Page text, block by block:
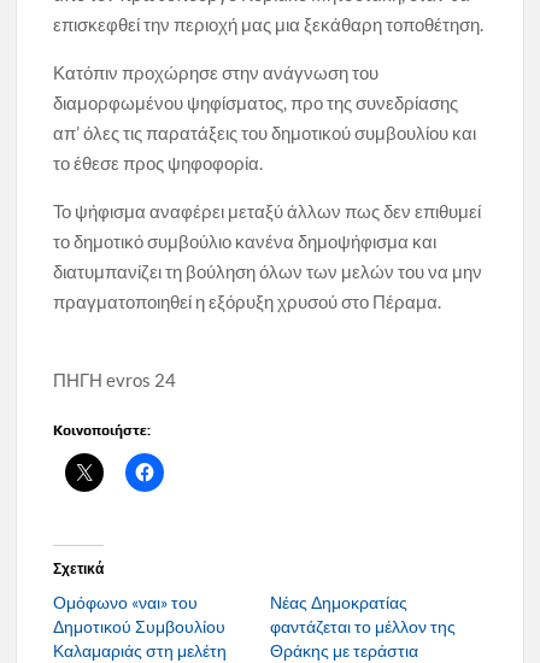
επισκεφθεί την περιοχή μας μια ξεκάθαρη τοποθέτηση.
Κατόπιν προχώρησε στην ανάγνωση του
διαμορφωμένου ψηφίσματος, προ της συνεδρίασης
απ’ όλες τις παρατάξεις του δημοτικού συμβουλίου και
το έθεσε προς ψηφοφορία.
Το ψήφισμα αναφέρει μεταξύ άλλων πως δεν επιθυμεί
το δημοτικό συμβούλιο κανένα δημοψήφισμα και
διατυμπανίζει τη βούληση όλων των μελών του να μην
πραγματοποιηθεί η εξόρυξη χρυσού στο Πέραμα.
ΠΗΓΗ evros 24
Κοινοποιήστε:
Σχετικά
Ομόφωνο «ναι» του
Δημοτικού Συμβουλίου
Καλαμαριάς στη μελέτη
Νέας Δημοκρατίας
φαντάζεται το μέλλον της
Θράκης με τεράστια